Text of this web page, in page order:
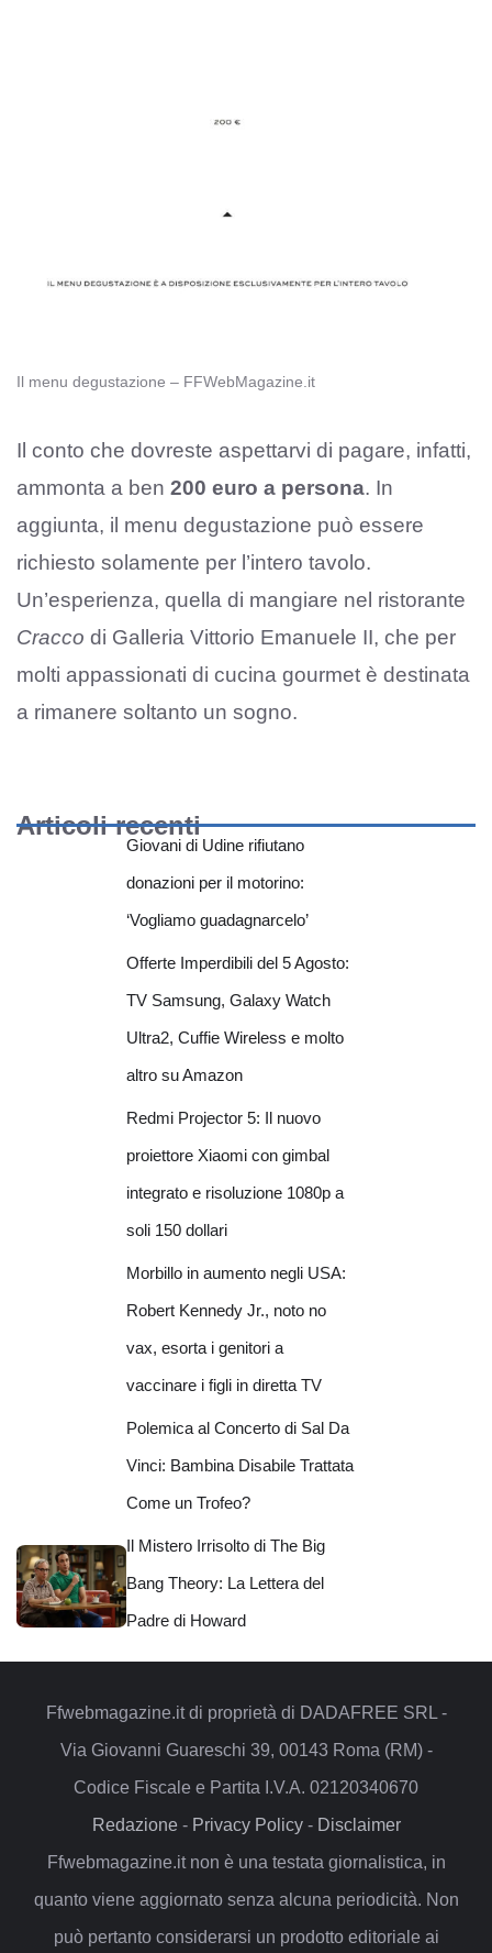
Il menu degustazione – FFWebMagazine.it
Il conto che dovreste aspettarvi di pagare, infatti,
ammonta a ben 200 euro a persona. In
aggiunta, il menu degustazione può essere
richiesto solamente per l’intero tavolo.
Un’esperienza, quella di mangiare nel ristorante
Cracco di Galleria Vittorio Emanuele II, che per
molti appassionati di cucina gourmet è destinata
a rimanere soltanto un sogno.
Articoli recenti
Giovani di Udine rifiutano
donazioni per il motorino:
‘Vogliamo guadagnarcelo’
Offerte Imperdibili del 5 Agosto:
TV Samsung, Galaxy Watch
Ultra2, Cuffie Wireless e molto
altro su Amazon
Redmi Projector 5: Il nuovo
proiettore Xiaomi con gimbal
integrato e risoluzione 1080p a
soli 150 dollari
Morbillo in aumento negli USA:
Robert Kennedy Jr., noto no
vax, esorta i genitori a
vaccinare i figli in diretta TV
Polemica al Concerto di Sal Da
Vinci: Bambina Disabile Trattata
Come un Trofeo?
Il Mistero Irrisolto di The Big
Bang Theory: La Lettera del
Padre di Howard
Ffwebmagazine.it di proprietà di DADAFREE SRL -
Via Giovanni Guareschi 39, 00143 Roma (RM) -
Codice Fiscale e Partita I.V.A. 02120340670
Redazione- Privacy Policy- Disclaimer
Ffwebmagazine.it non è una testata giornalistica, in
quanto viene aggiornato senza alcuna periodicità. Non
può pertanto considerarsi un prodotto editoriale ai